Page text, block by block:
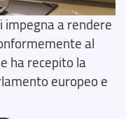
impegna a rendere
al
ha recepito la
europeo e